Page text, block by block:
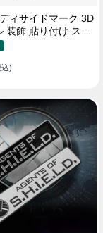
ィサイドマーク 3D
装飾 貼り付け ステ
)